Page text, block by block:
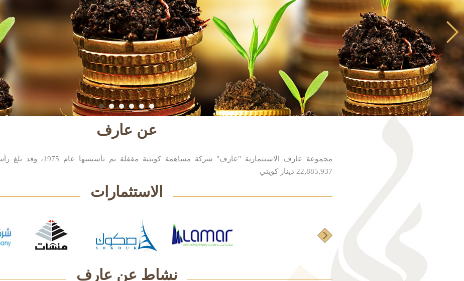
عن عارف
مجموعة عارف الاستثمارية "عارف" شركة مساهمة كويتية مقفلة
22,885,937 دينار كويتي
الاستثمارات
نشاط عن عارف